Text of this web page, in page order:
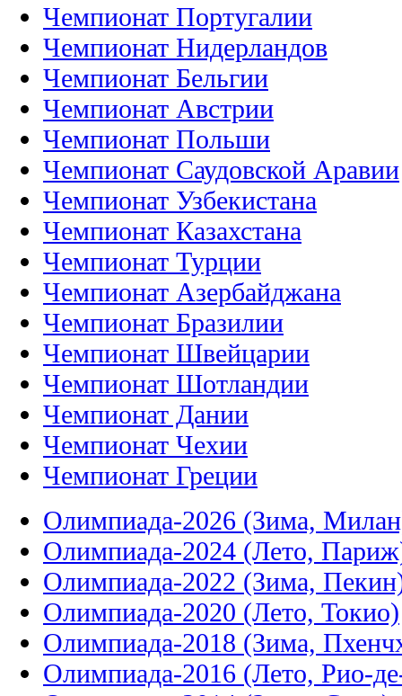
Чемпионат Португалии
Чемпионат Нидерландов
Чемпионат Бельгии
Чемпионат Австрии
Чемпионат Польши
Чемпионат Саудовской Аравии
Чемпионат Узбекистана
Чемпионат Казахстана
Чемпионат Турции
Чемпионат Азербайджана
Чемпионат Бразилии
Чемпионат Швейцарии
Чемпионат Шотландии
Чемпионат Дании
Чемпионат Чехии
Чемпионат Греции
Олимпиада-2026 (Зима,
Олимпиада-2024 (Лето,
Олимпиада-2022 (Зима,
Олимпиада-2020 (Лето, Токио)
Олимпиада-2018 (Зима,
Олимпиада-2016 (Лето, Рио-